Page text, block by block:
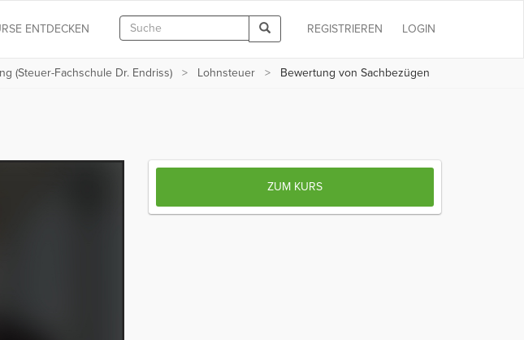
LOGIN
REGISTRIEREN
ENTDECKEN
(Steuer-Fachschule Dr. Endriss) Lohnsteuer Bewertung von Sachbezügen
ZUM KURS